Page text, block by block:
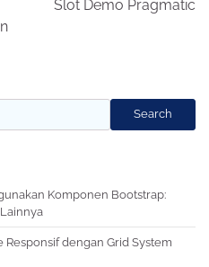
Slot Demo Pragmatic
Search
Komponen Bootstrap:
dengan Grid System